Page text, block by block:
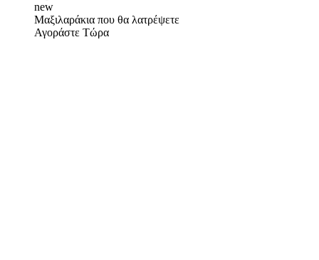
new
Μαξιλαράκια που θα λατρέψετε
Αγοράστε Τώρα